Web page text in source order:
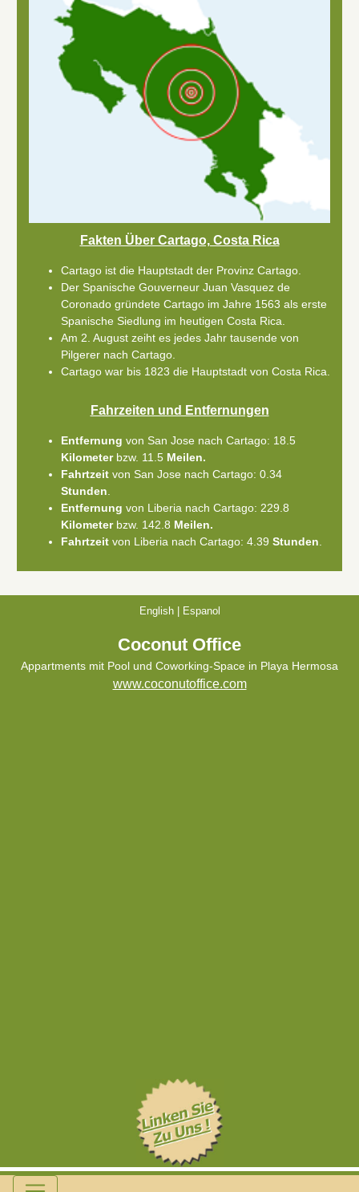
Fakten Über Cartago, Costa Rica
Cartago ist die Hauptstadt der Provinz Cartago.
Der Spanische Gouverneur Juan Vasquez de
Coronado gründete Cartago im Jahre 1563 als erste
Spanische Siedlung im heutigen Costa Rica.
Am 2. August zeiht es jedes Jahr tausende von
Pilgerer nach Cartago.
Cartago war bis 1823 die Hauptstadt von Costa Rica.
Fahrzeiten und Entfernungen
Entfernung von San Jose nach Cartago: 18.5
Kilometerbzw. 11.5 Meilen.
Fahrtzeit von San Jose nach Cartago: 0.34
Stunden
Entfernung von Liberia nach Cartago: 229.8
Kilometerbzw. 142.8 Meilen.
Fahrtzeit von Liberia nach Cartago: 4.39 Stunden
English| Espanol
Coconut Office
Appartments mit Pool und Coworking-Space in Playa Hermosa
www.coconutoffice.com